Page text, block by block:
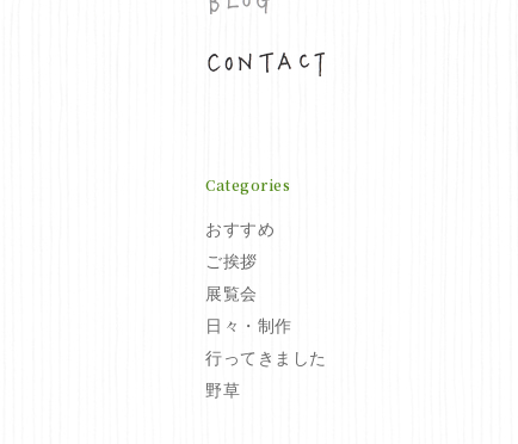
Categories
おすすめ
ご挨拶
展覧会
日々・制作
行ってきました
野草